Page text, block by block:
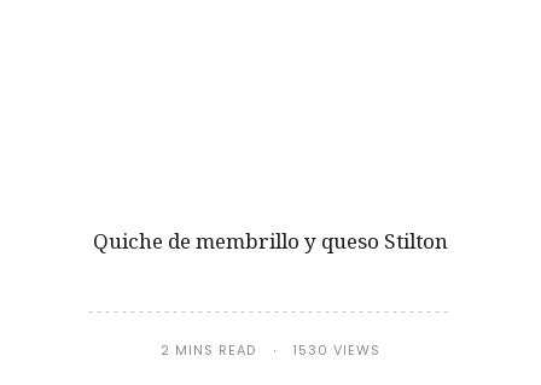
Quiche de membrillo y queso Stilton
2 MINS READ 1530 VIEWS